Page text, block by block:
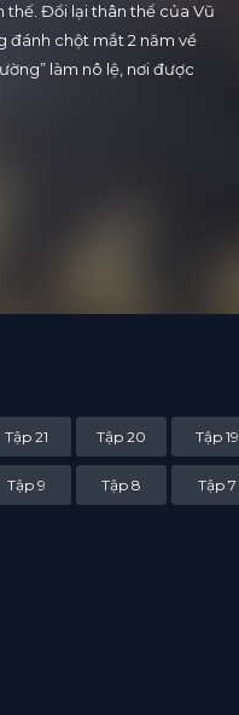
thế. Đổi lại thân thể của Vũ
đánh chột mắt 2 năm về
làm nô lệ, nơi được
Tập 21 Tập 20 Tập 19
Tập 9 Tập 8 Tập 7